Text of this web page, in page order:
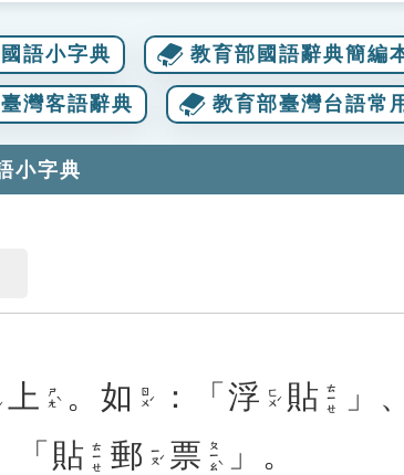
語小字典 教育部國語辭典簡編
灣客語辭典 教育部臺灣台語常
小字典
上 ㄕㄤˋ 。 如 ㄖㄨˊ ：「 浮 ㄈㄨˊ 貼 ㄊㄧㄝ 」
「 貼 ㄊㄧㄝ 郵 ㄧㄡˊ 票 ㄆㄧㄠˋ
」。